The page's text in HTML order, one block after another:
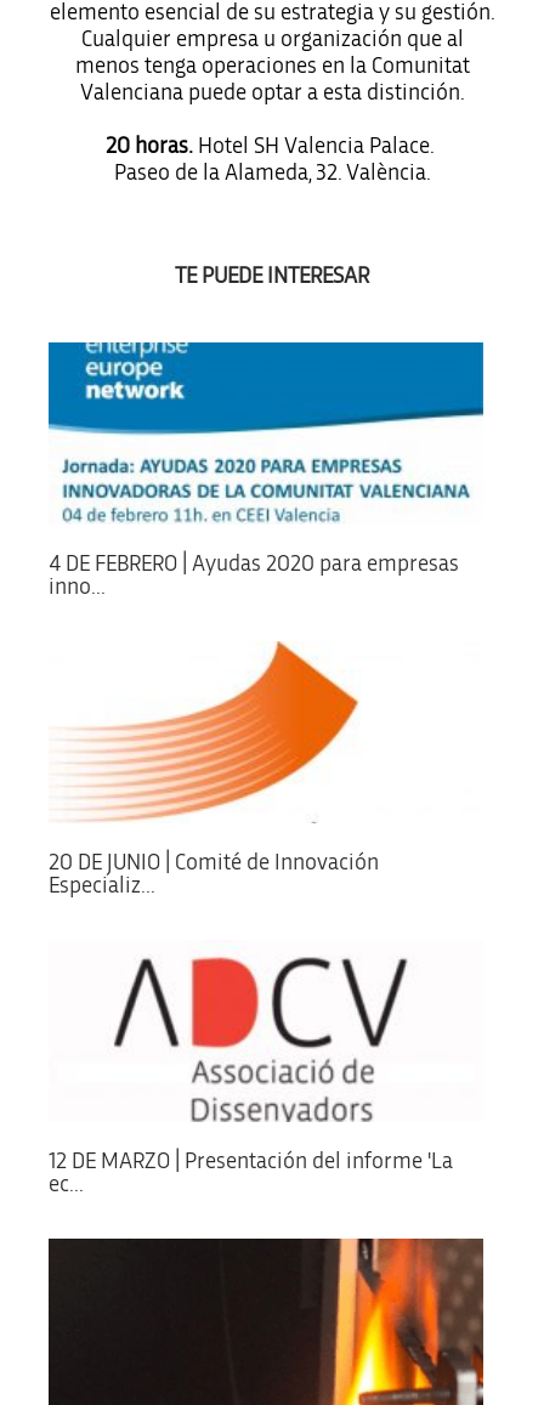
elemento esencial de su estrategia y su gestión.
Cualquier empresa u organización que al
menos tenga operaciones en la Comunitat
Valenciana puede optar a esta distinción.
20 horas.Hotel SH Valencia Palace.
Paseo de la Alameda, 32. València.
TE PUEDE INTERESAR
4 DE FEBRERO | Ayudas 2020 para empresas
inno...
20 DE JUNIO | Comité de Innovación
Especializ...
12 DE MARZO | Presentación del informe 'La
ec...